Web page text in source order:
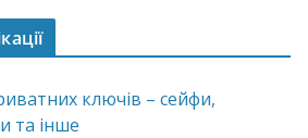
ключів – сейфи,
та інше